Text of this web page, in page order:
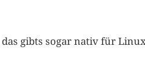
gibts sogar nativ für